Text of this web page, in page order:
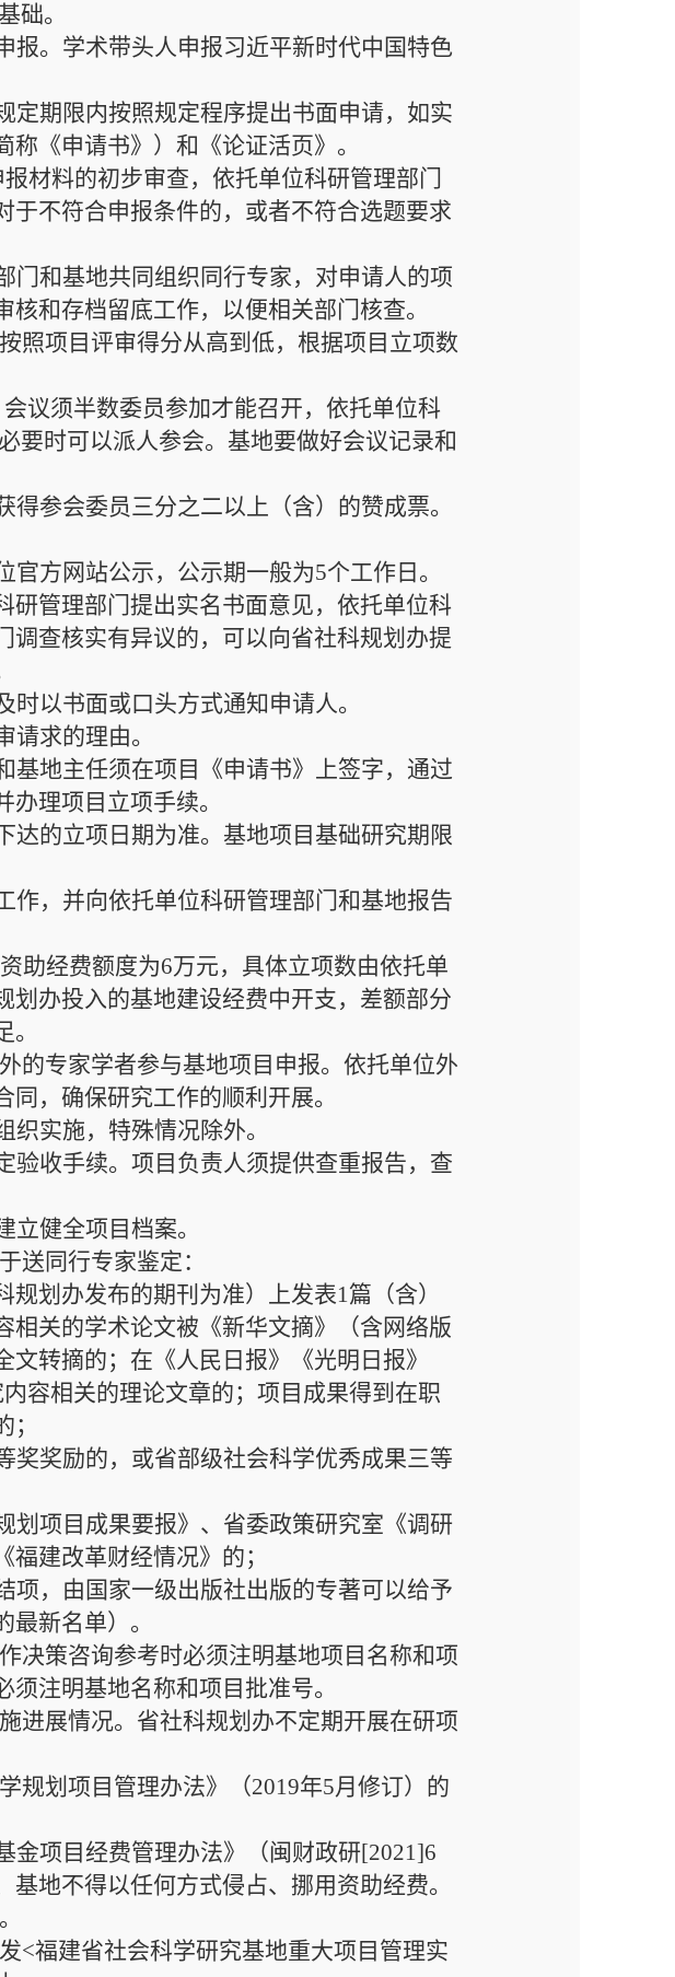
础。
报。 学术带头人申报习近平新时代中国特色
定期限内按照规定程序提出书面申请，如实
《申请书》）和《论证活页》。
材料的初步审查，依托单位科研管理部门
于不符合申报条件的，或者不符合选题要求
门和基地共同组织同行专家，对申请人的项
和存档留底工作，以便相关部门核查。
照项目评审得分从高到低，根据项目立项数
会议须半数委员参加才能召开，依托单位科
要时可以派人参会。 基地要做好会议记录和
得参会委员三分之二以上（含）的赞成票。
官方网站公示，公示期一般为5个工作日。
研管理部门提出实名书面意见，依托单位科
查核实有异议的，可以向省社科规划办提
以书面或口头方式通知申请人。
求的理由。
基地主任须在项目《申请书》上签字，通过
理项目立项手续。
的立项日期为准。 基地项目基础研究期限
作，并向依托单位科研管理部门和基地报告
助经费额度为6万元，具体立项数由依托单
划办投入的基地建设经费中开支，差额部分
的专家学者参与基地项目申报。依托单位外
，确保研究工作的顺利开展。
织实施，特殊情况除外。
验收手续。项目负责人须提供查重报告，查
健全项目档案。
送同行专家鉴定：
规划办发布的期刊为准）上发表1篇（含）
相关的学术论文被 《新华文摘》
（含网络版
文转摘的； 在《人民日报》《光明日报》
容相关的理论文章的；项目成果得到 在职
；
奖奖励的，或省部级社会科学优秀成果三等
划项目成果要报》 、 省委政策研究室《调研
福建改革财经情况》的；
项，由国家一级出版社出版的专著可以给予
最新名单） 。
决策咨询参考时必须注明基地项目名称和项
须注明基地名称和项目批准号。
进展情况。省社科规划办不定期开展在研项
规划项目管理办法》 （2019年5月修订） 的
金项目经费管理办法》（闽财政研[2021]6
地不得以任何方式侵占、挪用资助经费。
<福建省社会科学研究基地重大项目管理实